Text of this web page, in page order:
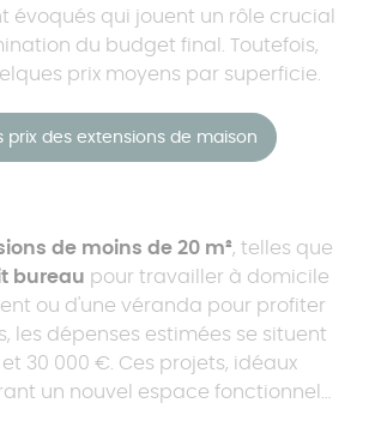
évoqués qui jouent un rôle crucial
du budget final. Toutefois,
prix moyens par superficie.
prix des extensions de maison
de moins de 20 m², telles que
bureau pour travailler à domicile
ou d'une véranda pour profiter
les dépenses estimées se situent
30 000 €. Ces projets, idéaux
un nouvel espace fonctionnel
vastes travaux de construction,